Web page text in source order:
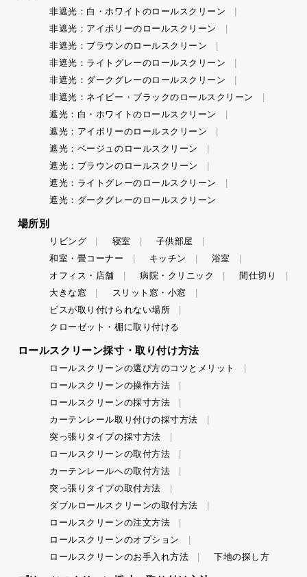
非遮光：白・ホワイトのロールスクリーン
非遮光：アイボリーのロールスクリーン
非遮光：ブラウンのロールスクリーン
非遮光：ライトグレーのロールスクリーン
非遮光：ダークグレーのロールスクリーン
非遮光：ネイビー・ブラックのロールスクリーン
遮光：白・ホワイトのロールスクリーン
遮光：アイボリーのロールスクリーン
遮光：ベージュのロールスクリーン
遮光：ブラウンのロールスクリーン
遮光：ライトグレーのロールスクリーン
遮光：ダークグレーのロールスクリーン
場所別
リビング 寝室
子供部屋
和室・畳コーナー
キッチン
浴室
オフィス・店舗
病院・クリニック
間仕切り
大きな窓
スリット窓・小窓
ビスが取り付けられない場所
クローゼット・棚に取り付ける
ロールスクリーン採寸・取り付け方法
ロールスクリーンの選び方のコツとメリット
ロールスクリーンの操作方法
ロールスクリーンの採寸方法
カーテンレール取り付けの採寸方法
突っ張りタイプの採寸方法
ロールスクリーンの取付方法
カーテンレールへの取付方法
突っ張りタイプの取付方法
ダブルロールスクリーンの取付方法
ロールスクリーンの注文方法
ロールスクリーンのオプション
ロールスクリーンのお手入れ方法
下地の探し方